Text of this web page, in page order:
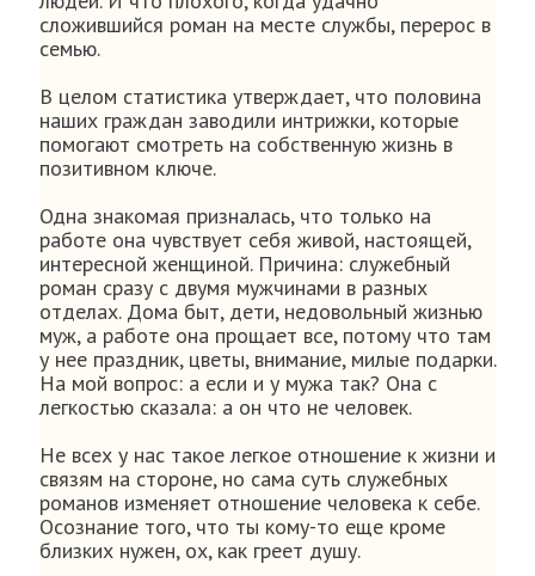
сложившийся роман на месте службы, перерос в
семью.
В целом статистика утверждает, что половина
наших граждан заводили интрижки, которые
помогают смотреть на собственную жизнь в
позитивном ключе.
Одна знакомая призналась, что только на
работе она чувствует себя живой, настоящей,
интересной женщиной. Причина: служебный
роман сразу с двумя мужчинами в разных
отделах. Дома быт, дети, недовольный жизнью
муж, а работе она прощает все, потому что там
у нее праздник, цветы, внимание, милые подарки.
На мой вопрос: а если и у мужа так? Она с
легкостью сказала: а он что не человек.
Не всех у нас такое легкое отношение к жизни и
связям на стороне, но сама суть служебных
романов изменяет отношение человека к себе.
Осознание того, что ты кому-то еще кроме
близких нужен, ох, как греет душу.